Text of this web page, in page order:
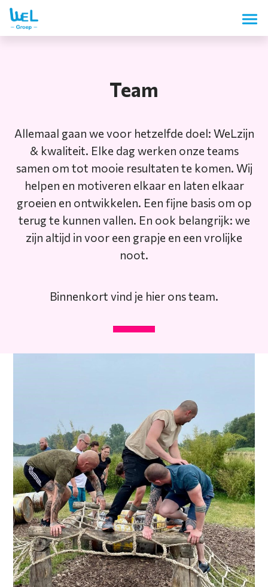
Team
Allemaal gaan we voor hetzelfde doel: WeLzijn
& kwaliteit. Elke dag werken onze teams
samen om tot mooie resultaten te komen. Wij
helpen en motiveren elkaar en laten elkaar
groeien en ontwikkelen. Een fijne basis om op
terug te kunnen vallen. En ook belangrijk: we
zijn altijd in voor een grapje en een vrolijke
noot.
Binnenkort vind je hier ons team.